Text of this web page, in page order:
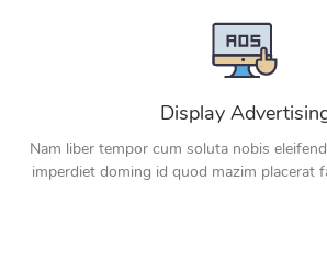
Display
Nam liber tempor cum soluta nobis
imperdiet doming id quod mazim placerat